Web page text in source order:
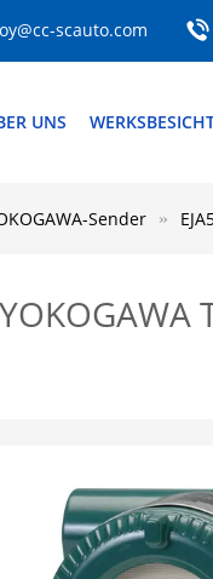
scauto.com
UNS
Sender